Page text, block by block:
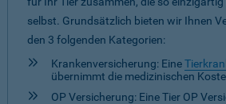
selbst. Grundsätzlich bieten wir Ihnen
den 3 folgenden Kategorien:
Krankenversicherung: Eine
übernimmt die medizinischen
OP Versicherung: Eine Tier OP